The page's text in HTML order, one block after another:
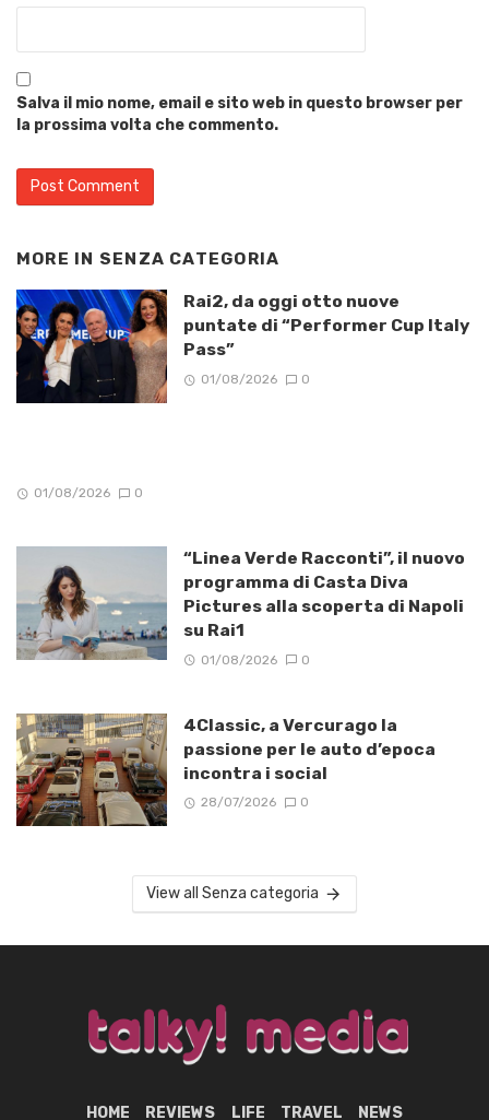
Salva il mio nome, email e sito web in questo browser per
la prossima volta che commento.
MORE IN SENZA CATEGORIA
Rai2, da oggi otto nuove
puntate di “Performer Cup Italy
Pass”
01/08/2026 0
01/08/2026 0
“Linea Verde Racconti”, il nuovo
programma di Casta Diva
Pictures alla scoperta di Napoli
su Rai1
01/08/2026 0
4Classic, a Vercurago la
passione per le auto d’epoca
incontra i social
28/07/2026 0
View all Senza categoria
HOME REVIEWS LIFE TRAVEL NEWS